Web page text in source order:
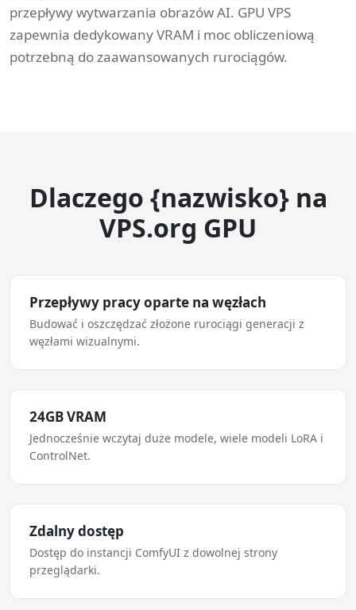
przepływy wytwarzania obrazów AI. GPU VPS
zapewnia dedykowany VRAM i moc obliczeniową
potrzebną do zaawansowanych rurociągów.
Dlaczego {nazwisko} na
VPS.org GPU
Przepływy pracy oparte na węzłach
Budować i oszczędzać złożone rurociągi generacji z
węzłami wizualnymi.
24GB VRAM
Jednocześnie wczytaj duże modele, wiele modeli LoRA i
ControlNet.
Zdalny dostęp
Dostęp do instancji ComfyUI z dowolnej strony
przeglądarki.